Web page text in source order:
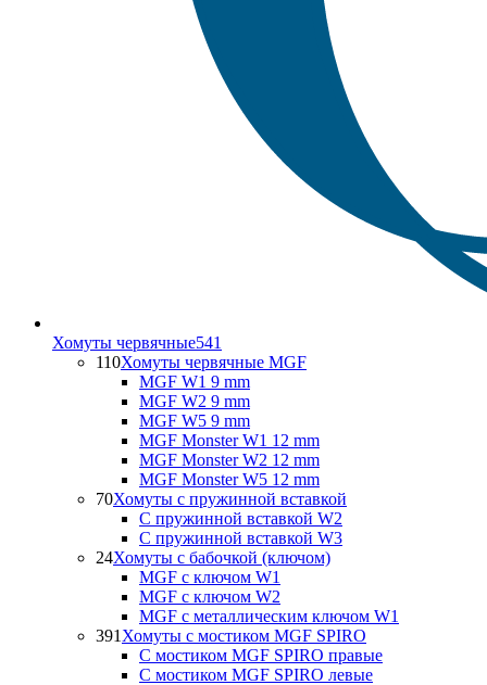
Хомуты червячные541
110Хомуты червячные MGF
MGF W1 9 mm
MGF W2 9 mm
MGF W5 9 mm
MGF Monster W1 12 mm
MGF Monster W2 12 mm
MGF Monster W5 12 mm
70Хомуты с пружинной вставкой
С пружинной вставкой W2
С пружинной вставкой W3
24Хомуты с бабочкой (ключом)
MGF с ключом W1
MGF с ключом W2
MGF с металлическим ключом W1
391 Хомуты с мостиком MGF SPIRO
С мостиком MGF SPIRO правые
С мостиком MGF SPIRO левые